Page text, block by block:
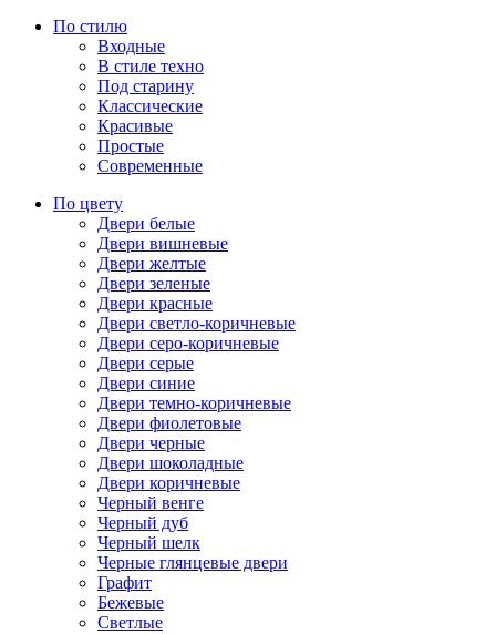
По стилю
Входные
В стиле техно
Под старину
Классические
Красивые
Простые
Современные
По цвету
Двери белые
Двери вишневые
Двери желтые
Двери зеленые
Двери красные
Двери светло-коричневые
Двери серо-коричневые
Двери серые
Двери синие
Двери темно-коричневые
Двери фиолетовые
Двери черные
Двери шоколадные
Двери коричневые
Черный венге
Черный дуб
Черный шелк
Черные глянцевые двери
Графит
Бежевые
Светлые